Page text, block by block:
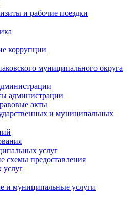
и рабочие поездки
коррупции
муниципального округа
администрации
акты
и муниципальных
услуг
схемы предоставления
и муниципальные услуги